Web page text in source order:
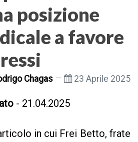
posizione
a favore
Chagas 23 Aprile 2025
- 21.04.2025
in cui Frei Betto, frate